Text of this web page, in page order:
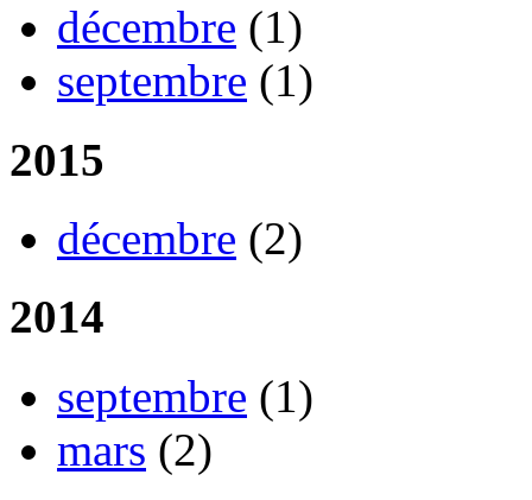
décembre (1)
septembre (1)
2015
décembre (2)
2014
septembre (1)
mars (2)